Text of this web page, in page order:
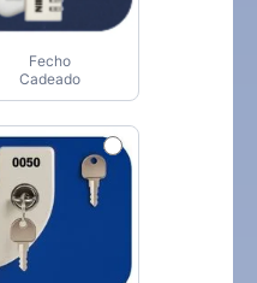
Fecho
Cadeado